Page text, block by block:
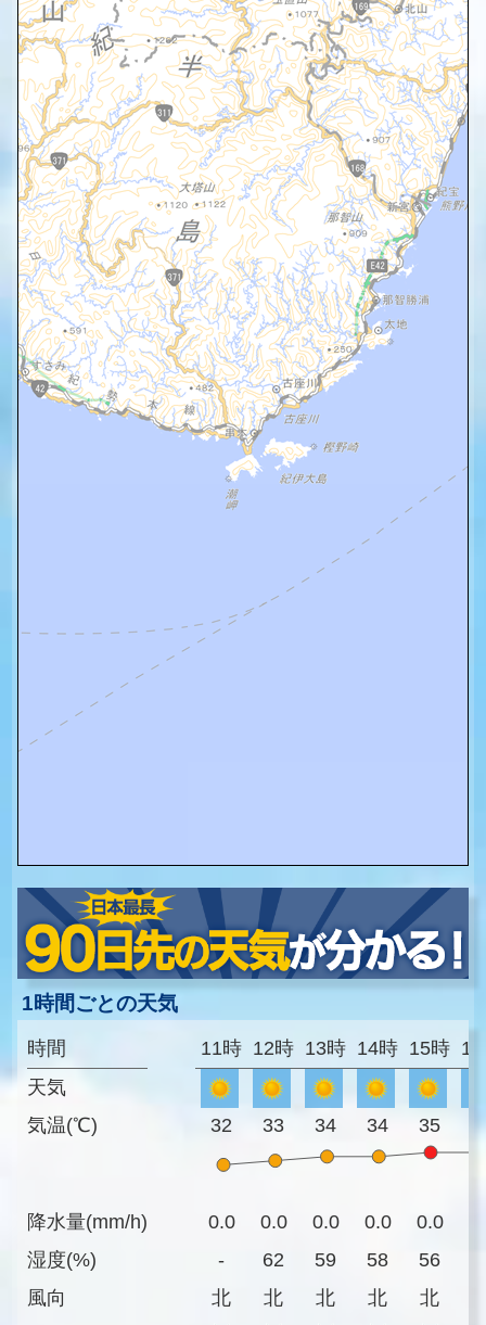
1時間ごとの天気
時間
天気
気温(℃)
降水量(mm/h)
湿度(%)
風向
11時 12時 13時 14時 15時
32 33 34 34 35
0.0 0.0 0.0 0.0 0.0
-
62 59 58 56
北
北 北 北 北